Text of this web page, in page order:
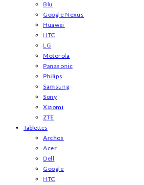
Blu
Google Nexus
Huawei
HTC
LG
Motorola
Panasonic
Philips
Samsung
Sony
Xiaomi
ZTE
Tablettes
Archos
Acer
Dell
Google
HTC